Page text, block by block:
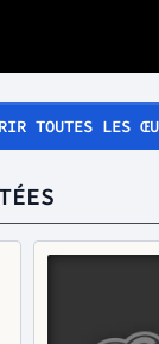
TOUTES LES